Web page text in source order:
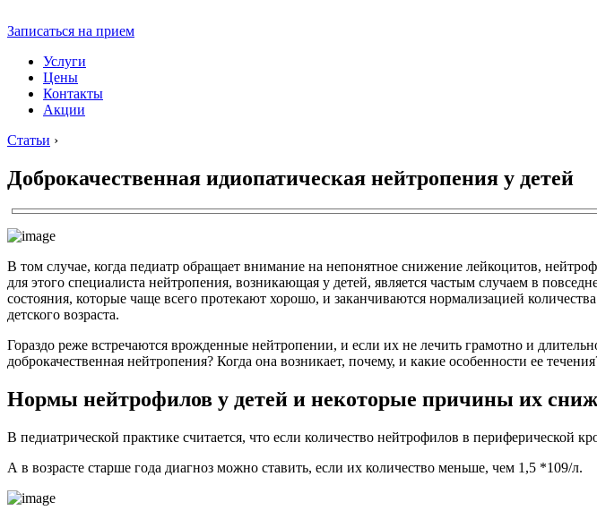
Записаться на прием
Услуги
Цены
Контакты
Акции
Статьи ›
Доброкачественная идиопатическая нейтропения у детей
В том случае, когда педиатр обращает внимание на непонятное снижение лейкоцитов,
для этого специалиста нейтропения, возникающая у детей, является частым случаем в
состояния, которые чаще всего протекают хорошо, и заканчиваются нормализацией
детского возраста.
Гораздо реже встречаются врожденные нейтропении, и если их не лечить грамотно и
доброкачественная нейтропения? Когда она возникает, почему, и какие особенности ее
Нормы нейтрофилов у детей и некоторые причины их
В педиатрической практике считается, что если количество нейтрофилов в периферической
А в возрасте старше года диагноз можно ставить, если их количество меньше, чем 1,5 *109/л.